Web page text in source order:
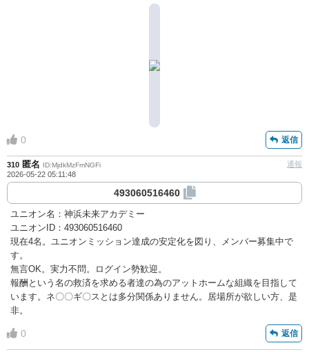
0 返信
310 匿名 ID:MjdkMzFmNGFi
2026-05-22 05:11:48
通報
493060516460
ユニオン名：神浜未来アカデミー
ユニオンID：493060516460
現在4名。ユニオンミッション達成の安定化を図り、メンバー募集中で
す。
無言OK。実力不問。ログイン勢歓迎。
報酬という名の救済を求める者達の為のアットホームな組織を目指して
います。ネ〇〇ギ〇スとは多分関係ありません。居場所が欲しい方、是
非。
0 返信